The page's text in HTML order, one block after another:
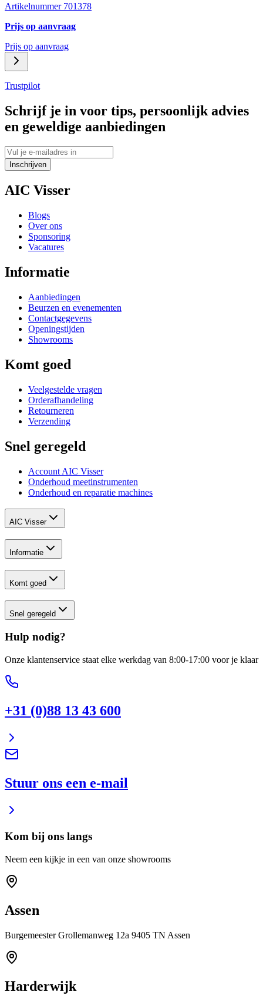
Artikelnummer 701378
Prijs op aanvraag
Prijs op aanvraag
Trustpilot
Schrijf je in voor tips, persoonlijk advies
en geweldige aanbiedingen
Inschrijven
AIC Visser
Blogs
Over ons
Sponsoring
Vacatures
Informatie
Aanbiedingen
Beurzen en evenementen
Contactgegevens
Openingstijden
Showrooms
Komt goed
Veelgestelde vragen
Orderafhandeling
Retourneren
Verzending
Snel geregeld
Account AIC Visser
Onderhoud meetinstrumenten
Onderhoud en reparatie machines
AIC Visser
Informatie
Komt goed
Snel geregeld
Hulp nodig?
Onze klantenservice staat elke werkdag van 8:00-17:00 voor je klaar
+31 (0)88 13 43 600
Stuur ons een e-mail
Kom bij ons langs
Neem een kijkje in een van onze showrooms
Assen
Burgemeester Grollemanweg 12a 9405 TN Assen
Harderwijk